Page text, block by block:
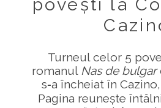
povești la
Turneul celor 5
romanul Nas de bulgar
s‑a încheiat în
Pagina reunește